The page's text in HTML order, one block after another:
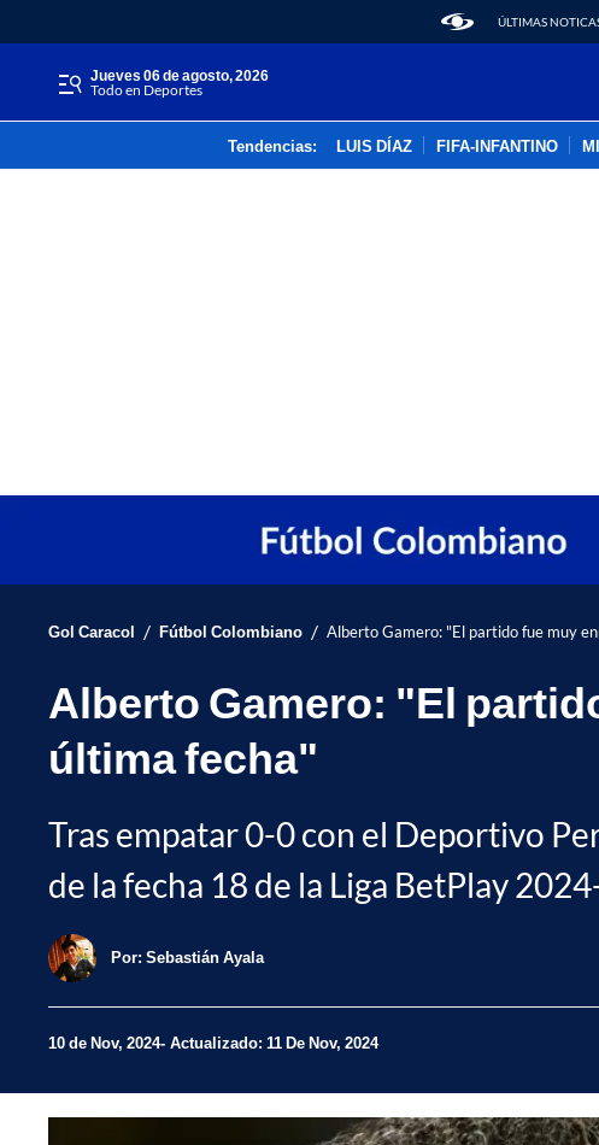
ÚLTIMAS
jueves 06 de agosto, 2026
Todo en Deportes
Tendencias: LUIS DÍAZ FIFA-INFANTINO
Gol Caracol / Fútbol Colombiano / Alberto Gamero: "El partido fue muy
Alberto Gamero: "El
última fecha"
Tras empatar 0-0 con el Deportivo
de la fecha 18 de la Liga BetPlay
Por: Sebastián Ayala
10 de Nov, 2024 Actualizado: 11 De Nov, 2024